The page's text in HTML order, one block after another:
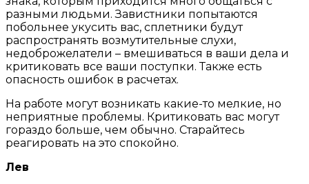
разными людьми. Завистники попытаются
побольнее укусить вас, сплетники будут
распространять возмутительные слухи,
недоброжелатели – вмешиваться в ваши дела и
критиковать все ваши поступки. Также есть
опасность ошибок в расчетах.
На работе могут возникать какие-то мелкие, но
неприятные проблемы. Критиковать вас могут
гораздо больше, чем обычно. Старайтесь
реагировать на это спокойно.
Лев